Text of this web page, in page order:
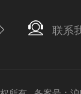
联系